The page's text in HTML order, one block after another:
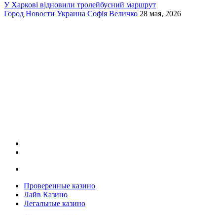
У Харкові відновили тролейбусний маршрут
Город Новости Украина Софія Величко 28 мая, 2026
Проверенные казино
Лайв Казино
Легальные казино